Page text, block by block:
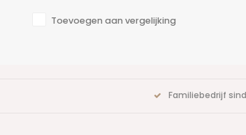
Toevoegen aan vergelijking
Familiebedrijf